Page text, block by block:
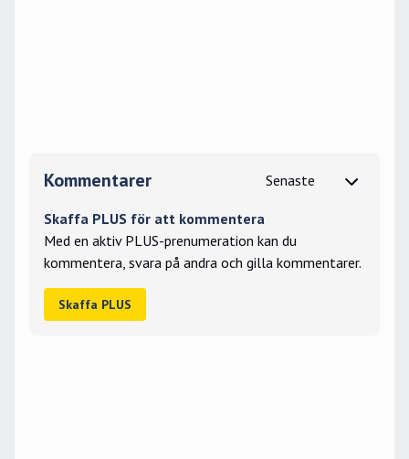
Kommentarer
Skaffa PLUS för att kommentera
Med en aktiv PLUS-prenumeration kan du
kommentera, svara på andra och gilla kommentarer.
Skaffa PLUS